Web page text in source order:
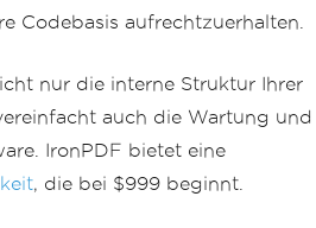
Codebasis aufrechtzuerhalten.
nur die interne Struktur Ihrer
auch die Wartung und
IronPDF bietet eine
, die bei $999 beginnt.